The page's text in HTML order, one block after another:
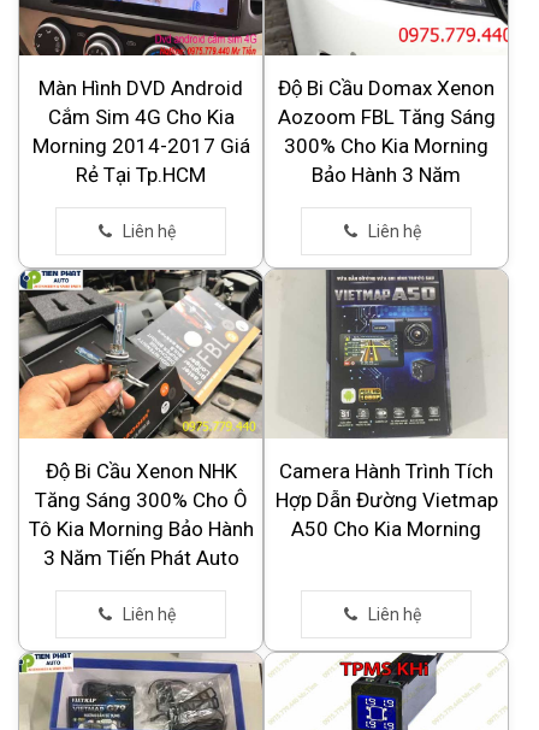
Màn Hình DVD Android
Cắm Sim 4G Cho Kia
Morning 2014-2017 Giá
Rẻ Tại Tp.HCM
Độ Bi Cầu Domax Xenon
Aozoom FBL Tăng Sáng
300% Cho Kia Morning
Bảo Hành 3 Năm
Độ Bi Cầu Xenon NHK
Tăng Sáng 300% Cho Ô
Tô Kia Morning Bảo Hành
3 Năm Tiến Phát Auto
Camera Hành Trình Tích
Hợp Dẫn Đường Vietmap
A50 Cho Kia Morning